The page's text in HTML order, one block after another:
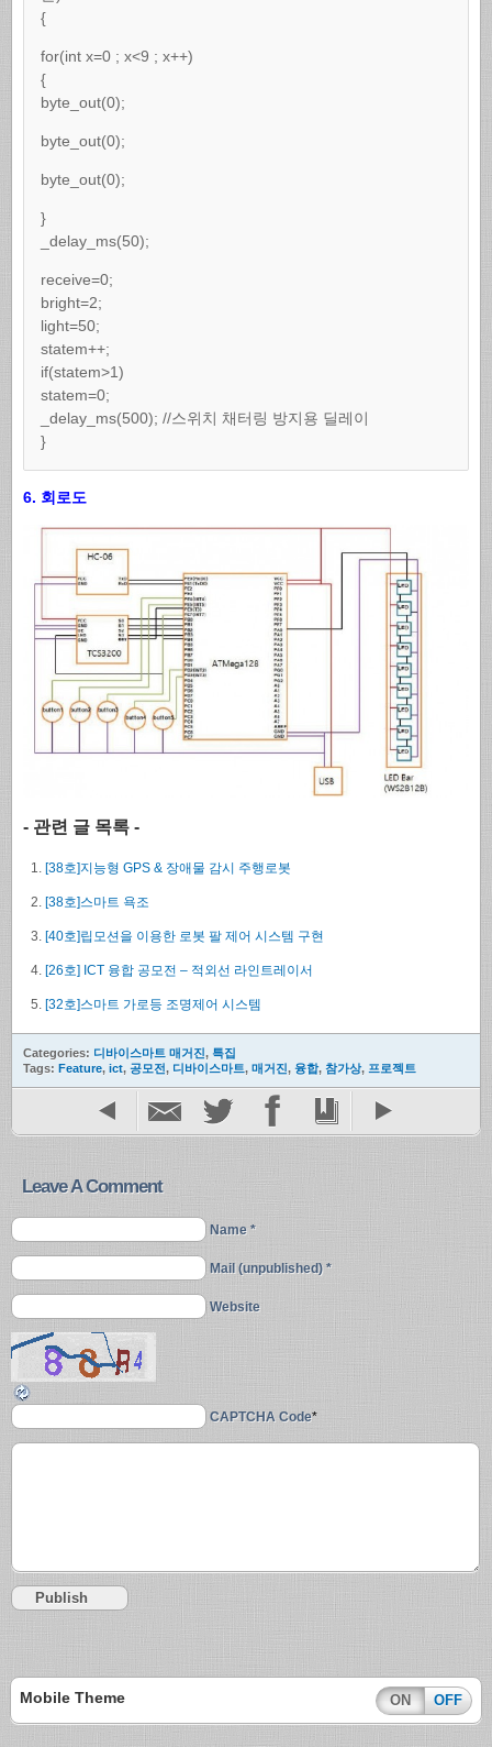
{
for(int x=0 ; x<9 ; x++)
{
byte_out(0);
byte_out(0);
byte_out(0);
}
_delay_ms(50);
receive=0;
bright=2;
light=50;
statem++;
if(statem>1)
statem=0;
_delay_ms(500); //스위치 채터링 방지용 딜레이
}
6. 회로도
- 관련 글 목록 -
[38호]지능형 GPS & 장애물 감시 주행로봇
[38호]스마트 욕조
[40호]립모션을 이용한 로봇 팔 제어 시스템 구현
[26호] ICT 융합 공모전 – 적외선 라인트레이서
[32호]스마트 가로등 조명제어 시스템
Categories: 디바이스마트 매거진, 특집
Tags: Feature, ict, 공모전, 디바이스마트, 매거진, 융합, 참가상, 프로젝트
Leave A Comment
Name *
Mail (unpublished) *
Website
CAPTCHA Code*
Mobile Theme ON OFF